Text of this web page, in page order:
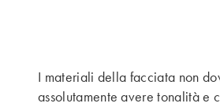
I materiali della facciata non
assolutamente avere tonalità e